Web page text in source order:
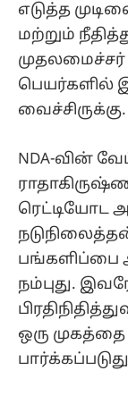
எடுத்த
மற்றும்
பெயர்களில்
வைச்சிருக்கு.
NDA-வின்
ரெட்டியோட
பங்களிப்பை
நம்புது.
ஒரு முகத்தை